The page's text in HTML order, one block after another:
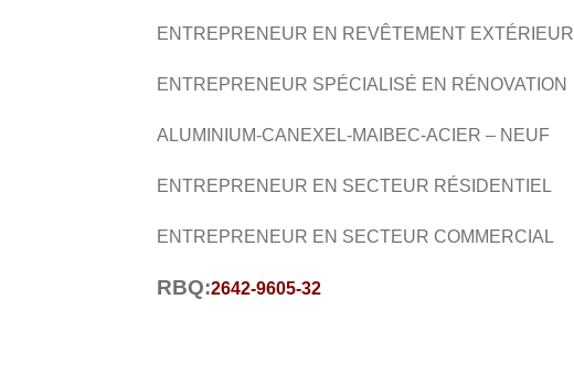
ENTREPRENEUR EN REVÊTEMENT EXTÉRIEUR
ENTREPRENEUR SPÉCIALISÉ EN RÉNOVATION
ALUMINIUM-CANEXEL-MAIBEC-ACIER – NEUF
ENTREPRENEUR EN SECTEUR RÉSIDENTIEL
ENTREPRENEUR EN SECTEUR COMMERCIAL
RBQ:2642-9605-32